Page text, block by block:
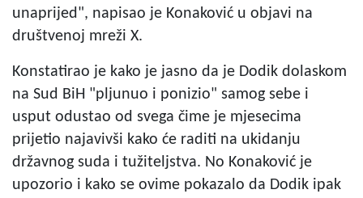
unaprijed", napisao je Konaković u objavi na
društvenoj mreži X.
Konstatirao je kako je jasno da je Dodik dolaskom
na Sud BiH "pljunuo i ponizio" samog sebe i
usput odustao od svega čime je mjesecima
prijetio najavivši kako će raditi na ukidanju
državnog suda i tužiteljstva. No Konaković je
upozorio i kako se ovime pokazalo da Dodik ipak